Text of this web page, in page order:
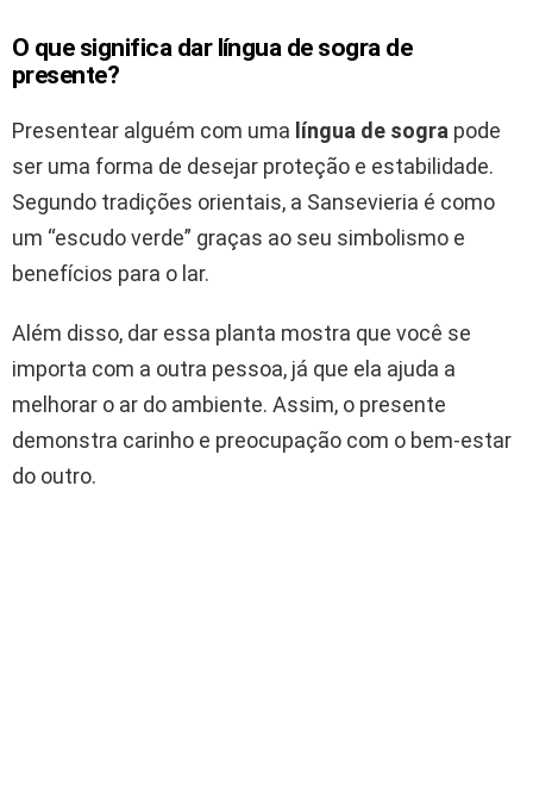
O que significa dar língua de sogra de
presente?
Presentear alguém com uma língua de sogra pode
ser uma forma de desejar proteção e estabilidade.
Segundo tradições orientais, a Sansevieria é como
um “escudo verde” graças ao seu simbolismo e
benefícios para o lar.
Além disso, dar essa planta mostra que você se
importa com a outra pessoa, já que ela ajuda a
melhorar o ar do ambiente. Assim, o presente
demonstra carinho e preocupação com o bem-estar
do outro.